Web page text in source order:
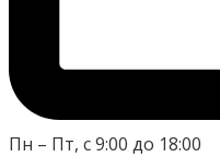
Пн – Пт, с 9:00 до 18:00